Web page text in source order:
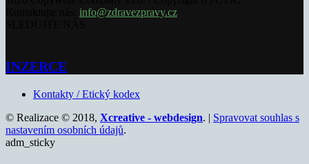
info@zdravezpravy.cz
INZERCE
Kontakty / Etický kodex
© Realizace © 2018, Xcreative - webdesign. | Spravovat souhlas s
nastavením osobních údajů.
adm_sticky